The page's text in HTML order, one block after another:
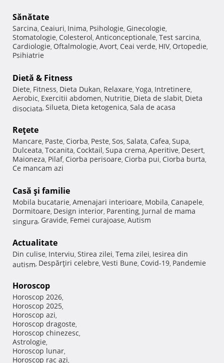
Sănătate
Sarcina, Ceaiuri, Inima, Psihologie, Ginecologie,
Stomatologie, Colesterol, Anticonceptionale, Test sarcina,
Cardiologie, Oftalmologie, Avort, Ceai verde, HIV, Ortopedie,
Psihiatrie
Dietă & Fitness
Diete, Fitness, Dieta Dukan, Relaxare, Yoga, Intretinere,
Aerobic, Exercitii abdomen, Nutritie, Dieta de slabit, Dieta
disociata, Silueta, Dieta ketogenica, Sala de acasa
Reţete
Mancare, Paste, Ciorba, Peste, Sos, Salata, Cafea, Supa,
Dulceata, Tocanita, Cocktail, Supa crema, Aperitive, Desert,
Maioneza, Pilaf, Ciorba perisoare, Ciorba pui, Ciorba burta,
Ce mancam azi
Casă şi familie
Mobila bucatarie, Amenajari interioare, Mobila, Canapele,
Dormitoare, Design interior, Parenting, Jurnal de mama
singura, Gravide, Femei curajoase, Autism
Actualitate
Din culise, Interviu, Stirea zilei, Tema zilei, Iesirea din
autism, Despărţiri celebre, Vesti Bune, Covid-19, Pandemie
Horoscop
Horoscop 2026,
Horoscop 2025,
Horoscop azi,
Horoscop dragoste,
Horoscop chinezesc,
Astrologie,
Horoscop lunar,
Horoscop rac azi,